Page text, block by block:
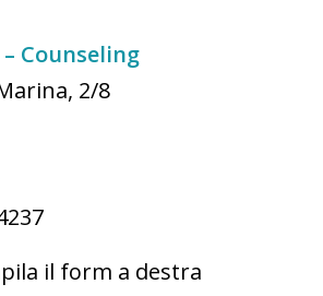
– Counseling
2/8
il form a destra